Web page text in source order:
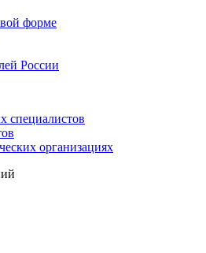
форме
России
специалистов
организациях